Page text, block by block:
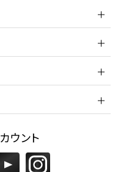
グ
ウント